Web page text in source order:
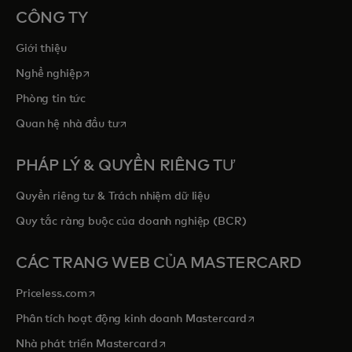
CÔNG TY
Giới thiệu
Nghề nghiệpopens in a new tab
Phòng tin tức
Quan hệ nhà đầu tưopens in a new tab
PHÁP LÝ & QUYỀN RIÊNG TƯ
Quyền riêng tư & Trách nhiệm dữ liệu
Quy tắc ràng buộc của doanh nghiệp (BCR)
CÁC TRANG WEB CỦA MASTERCARD
Priceless.com opens in a new tab
Phân tích hoạt động kinh doanh Mastercard opens in a new tab
Nhà phát triển Mastercardopens in a new tab